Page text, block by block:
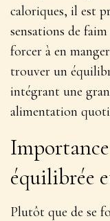
caloriques, il est
sensations de
forcer à en
trouver un
intégrant une
alimentation
équilibrée
Plutôt que de se